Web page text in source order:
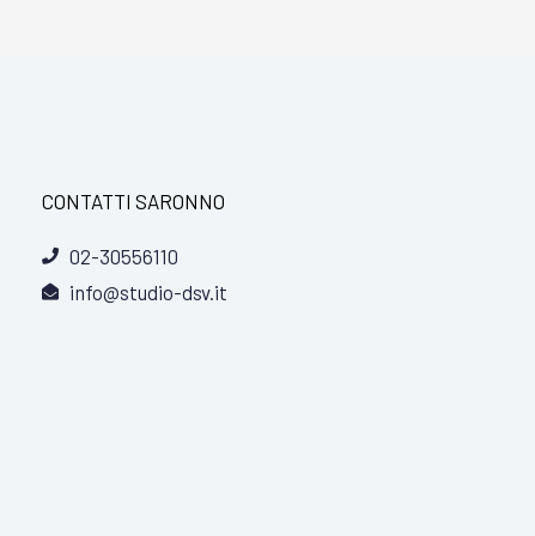
CONTATTI SARONNO
02-30556110
info@studio-dsv.it